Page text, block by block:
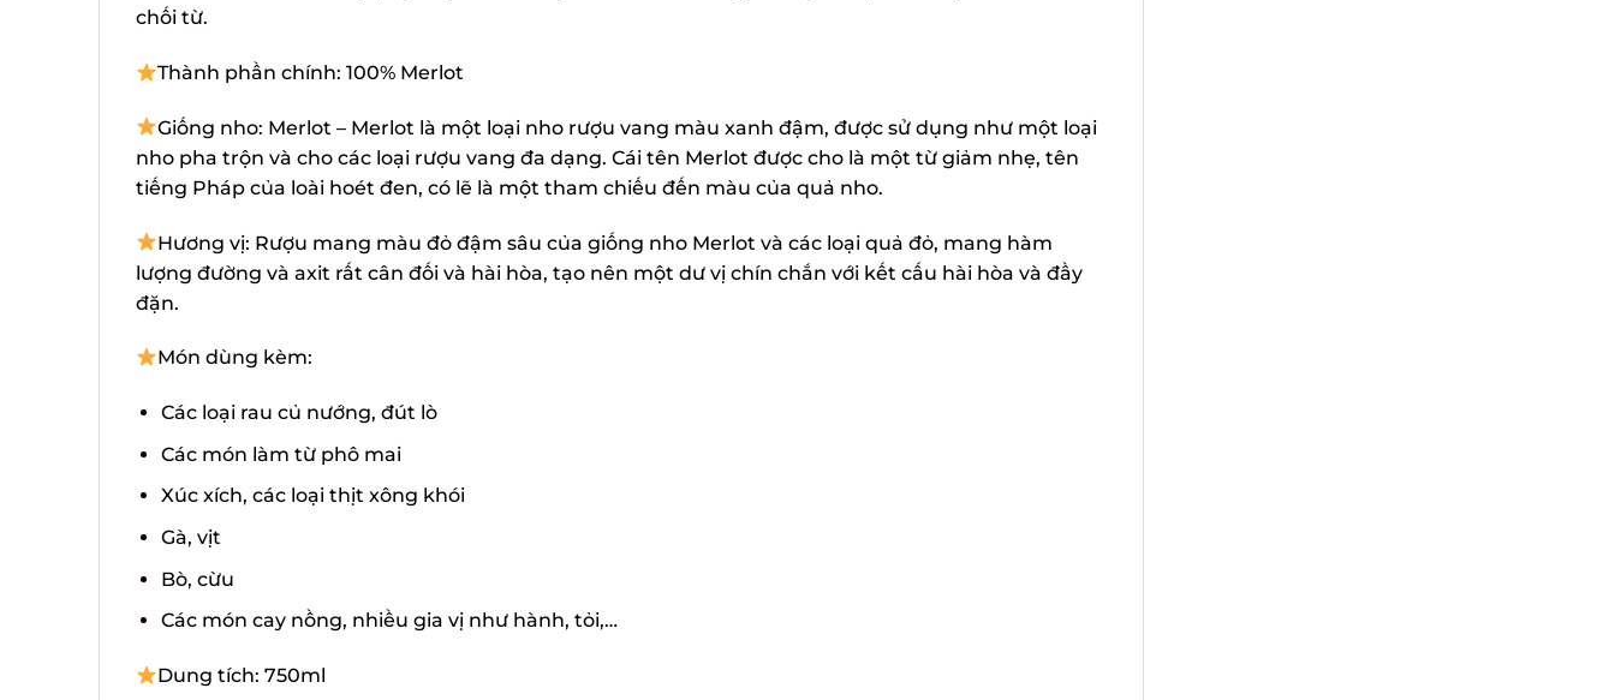
chối từ.
Thành phần chính: 100% Merlot
Giống nho: Merlot – Merlot là một loại nho rượu vang màu xanh đậm, được sử dụng như một loại
nho pha trộn và cho các loại rượu vang đa dạng. Cái tên Merlot được cho là một từ giảm nhẹ, tên
tiếng Pháp của loài hoét đen, có lẽ là một tham chiếu đến màu của quả nho.
Hương vị: Rượu mang màu đỏ đậm sâu của giống nho Merlot và các loại quả đỏ, mang hàm
lượng đường và axit rất cân đối và hài hòa, tạo nên một dư vị chín chắn với kết cấu hài hòa và đầy
đặn.
Món dùng kèm:
Các loại rau củ nướng, đút lò
Các món làm từ phô mai
Xúc xích, các loại thịt xông khói
Gà, vịt
Bò, cừu
Các món cay nồng, nhiều gia vị như hành, tỏi,…
Dung tích: 750ml